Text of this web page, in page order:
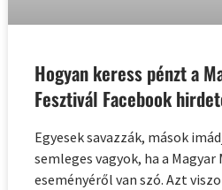
Hogyan keress pénzt a
Fesztivál Facebook
Egyesek savazzák, mások
semleges vagyok, ha a
eseményéről van szó. Azt